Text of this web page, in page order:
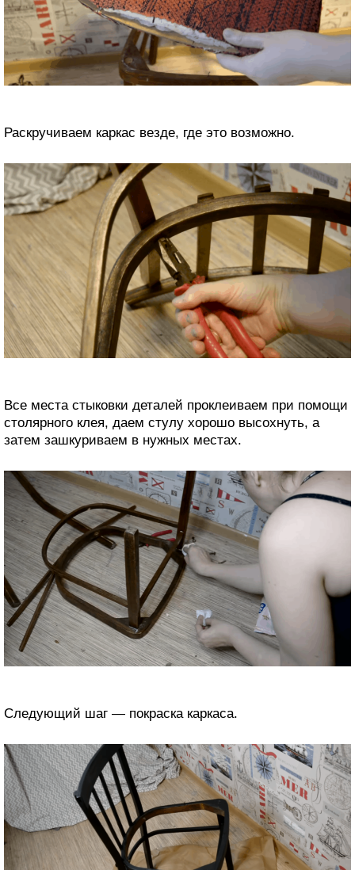
Раскручиваем каркас везде, где это возможно.
Все места стыковки деталей проклеиваем при помощи
столярного клея, даем стулу хорошо высохнуть, а
затем зашкуриваем в нужных местах.
Следующий шаг — покраска каркаса.